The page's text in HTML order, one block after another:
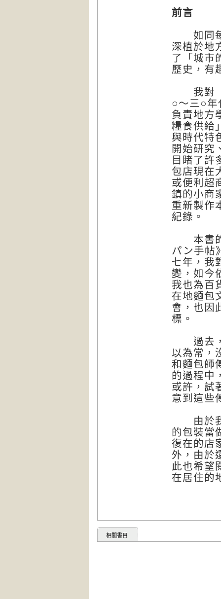
前言
如同每
深植於地
了「城市
歷史，有
我對「
○～三○年
負責地方
糧食供給
與時代特
開始研究
目睹了許
包店現在
或便利超
鎮的小商
重新製作
紀錄。
本書的
パン手帖
七年，我
變，如今
我也為百
在地麵包
會，也因
標。
過去，
以為常，
和麵包師
的過程中
或許，試
意到這些
由於我
的包裝當
復在的店
外，由於
此也希望
在居住的
相關書目